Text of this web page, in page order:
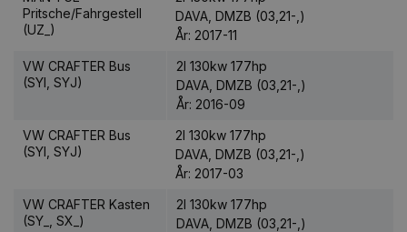
Pritsche/Fahrgestell
(UZ_)
DAVA, DMZB (03,21-,)
År: 2017-11
VW CRAFTER Bus
(SYI, SYJ)
2l 130kw 177hp
DAVA, DMZB (03,21-,)
År: 2016-09
VW CRAFTER Bus
(SYI, SYJ)
2l 130kw 177hp
DAVA, DMZB (03,21-,)
År: 2017-03
VW CRAFTER Kasten
(SY_, SX_)
2l 130kw 177hp
DAVA, DMZB (03,21-,)